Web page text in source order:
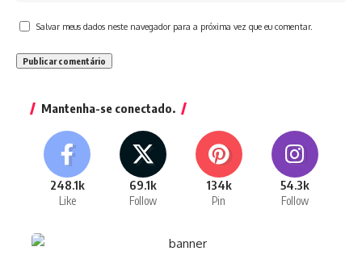
Salvar meus dados neste navegador para a próxima vez que eu comentar.
Mantenha-se conectado.
248.1k
Like
69.1k
Follow
134k
Pin
54.3k
Follow